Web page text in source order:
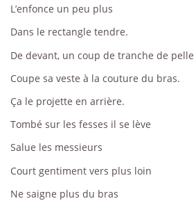
L’enfonce un peu plus
Dans le rectangle tendre.
De devant, un coup de tranche de pelle
Coupe sa veste à la couture du bras.
Ça le projette en arrière.
Tombé sur les fesses il se lève
Salue les messieurs
Court gentiment vers plus loin
Ne saigne plus du bras